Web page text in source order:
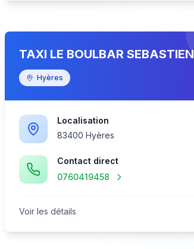
TAXI LE BOULBAR SEBASTIEN
Hyères
Localisation
83400 Hyères
Contact direct
0760419458
Voir les détails